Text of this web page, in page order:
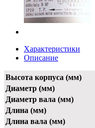
Характеристики
Описание
Высота корпуса (мм)
Диаметр (мм)
Диаметр вала (мм)
Длина (мм)
Длина вала (мм)